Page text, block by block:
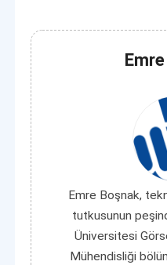
Emre Boşnak,
tutkusunun
Üniversitesi
Mühendisliği